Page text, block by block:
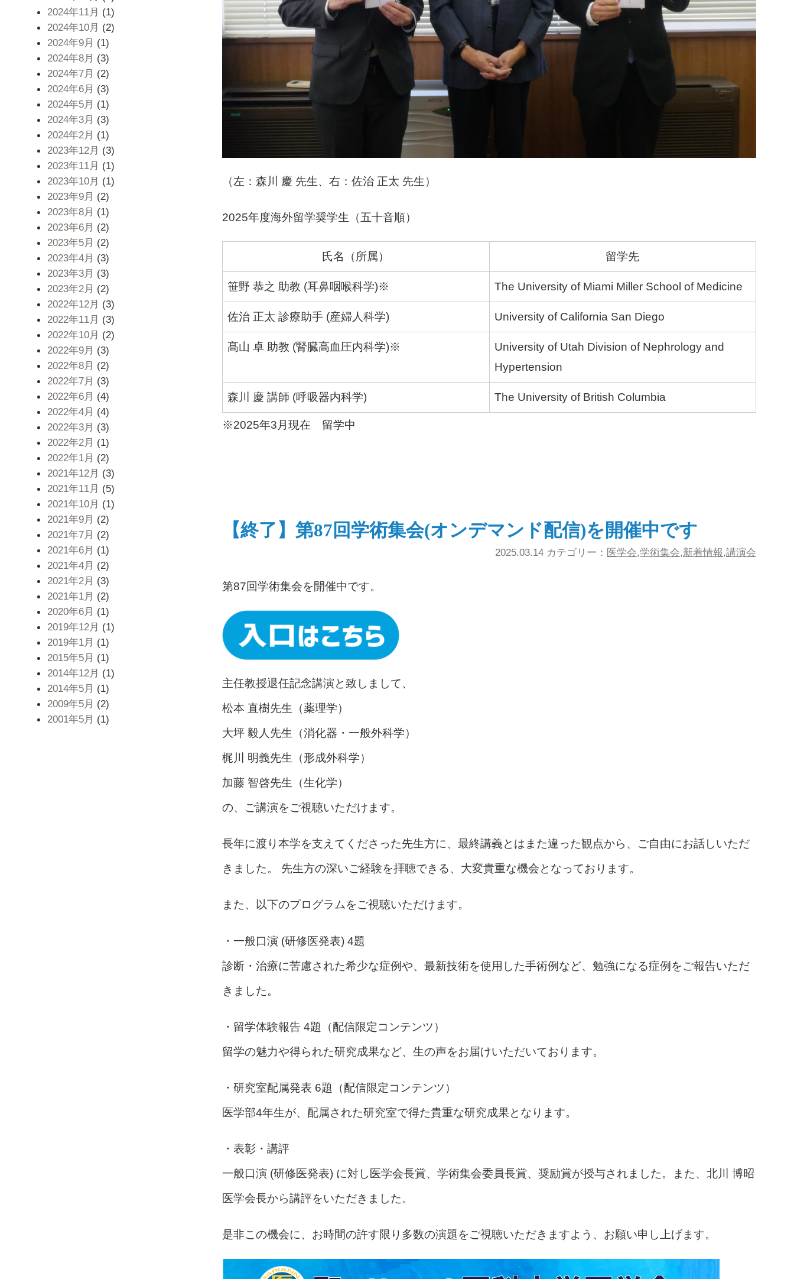
（左：森川 慶 先生、右：佐治 正太 先生）
2025年度海外留学奨学生（五十音順）
氏名（所属） 留学先
笹野 恭之 助教 (耳鼻咽喉科学)※ The University of Miami Miller School of Medicine
佐治 正太 診療助手 (産婦人科学) University of California San Diego
髙山 卓 助教 (腎臓高血圧内科学)※
University of Utah Division of Nephrology and
Hypertension
森川 慶 講師 (呼吸器内科学) The University of British Columbia
※2025年3月現在 留学中
【終了】第87回学術集会(オンデマンド配信)を開催中です
2025.03.14 カテゴリー： 医学会,学術集会,新着情報,講演会
第87回学術集会を開催中です。
主任教授退任記念講演と致しまして、
松本 直樹先生（薬理学）
大坪 毅人先生（消化器・一般外科学）
梶川 明義先生（形成外科学）
加藤 智啓先生（生化学）
の、ご講演をご視聴いただけます。
長年に渡り本学を支えてくださった先生方に、最終講義とはまた違った観点から、ご自由にお話しいただ
きました。 先生方の深いご経験を拝聴できる、大変貴重な機会となっております。
また、以下のプログラムをご視聴いただけます。
・一般口演 (研修医発表) 4題
診断・治療に苦慮された希少な症例や、最新技術を使用した手術例など、勉強になる症例をご報告いただ
きました。
・留学体験報告 4題（配信限定コンテンツ）
留学の魅力や得られた研究成果など、生の声をお届けいただいております。
・研究室配属発表 6題（配信限定コンテンツ）
医学部4年生が、配属された研究室で得た貴重な研究成果となります。
・表彰・講評
一般口演 (研修医発表) に対し医学会長賞、学術集会委員長賞、奨励賞が授与されました。また、北川 博昭
医学会長から講評をいただきました。
是非この機会に、お時間の許す限り多数の演題をご視聴いただきますよう、お願い申し上げます。
2024年11月 (1)
2024年10月 (2)
2024年9月 (1)
2024年8月 (3)
2024年7月 (2)
2024年6月 (3)
2024年5月 (1)
2024年3月 (3)
2024年2月 (1)
2023年12月 (3)
2023年11月 (1)
2023年10月 (1)
2023年9月 (2)
2023年8月 (1)
2023年6月 (2)
2023年5月 (2)
2023年4月 (3)
2023年3月 (3)
2023年2月 (2)
2022年12月 (3)
2022年11月 (3)
2022年10月 (2)
2022年9月 (3)
2022年8月 (2)
2022年7月 (3)
2022年6月 (4)
2022年4月 (4)
2022年3月 (3)
2022年2月 (1)
2022年1月 (2)
2021年12月 (3)
2021年11月 (5)
2021年10月 (1)
2021年9月 (2)
2021年7月 (2)
2021年6月 (1)
2021年4月 (2)
2021年2月 (3)
2021年1月 (2)
2020年6月 (1)
2019年12月 (1)
2019年1月 (1)
2015年5月 (1)
2014年12月 (1)
2014年5月 (1)
2009年5月 (2)
2001年5月 (1)